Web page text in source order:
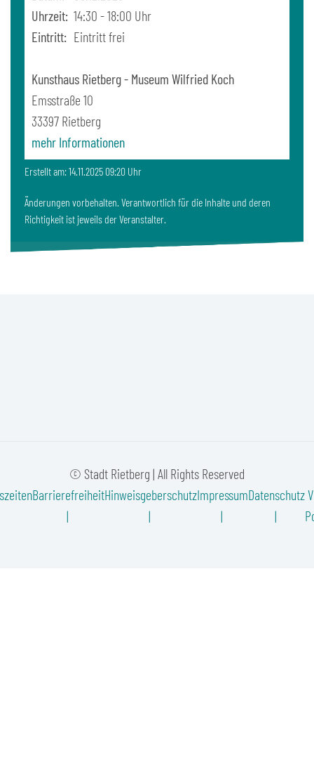
Uhrzeit: 14:30 - 18:00 Uhr
Eintritt: Eintritt frei
Kunsthaus Rietberg - Museum Wilfried Koch
Emsstraße 10
33397 Rietberg
mehr Informationen
Erstellt am: 14.11.2025 09:20 Uhr
Änderungen vorbehalten. Verantwortlich für die Inhalte und deren
Richtigkeit ist jeweils der Veranstalter.
© Stadt Rietberg | All Rights Reserved
BarrierefreiheitHinweisgeberschutzImpressumDatenschutz